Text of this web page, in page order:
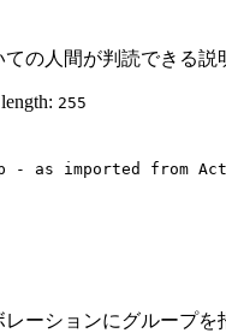
の人間が判読できる説
255
- as imported from
ーションにグループを